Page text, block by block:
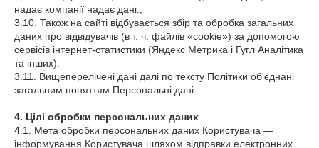
надає компанії надає дані.;
3.10. Також на сайті відбувається збір та обробка загальних
даних про відвідувачів (в т. ч. файлів «cookie») за допомогою
сервісів інтернет-статистики (Яндекс Метрика і Гугл Аналітика
та інших).
3.11. Вищеперелічені дані далі по тексту Політики об'єднані
загальним поняттям Персональні дані.
4. Цілі обробки персональних даних
4.1. Мета обробки персональних даних Користувача —
інформування Користувача шляхом відправки електронних